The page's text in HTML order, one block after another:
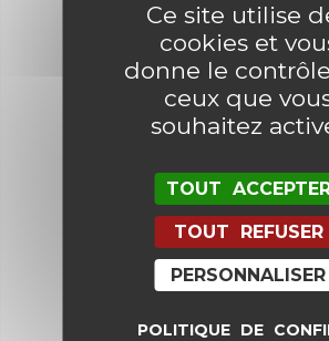
pour mon prochain
Ce site utilise
cookies et
donne le
ceux que
souhaitez
TOUT
TOUT REFUSER
PERSONNALISER
POLITIQUE DE